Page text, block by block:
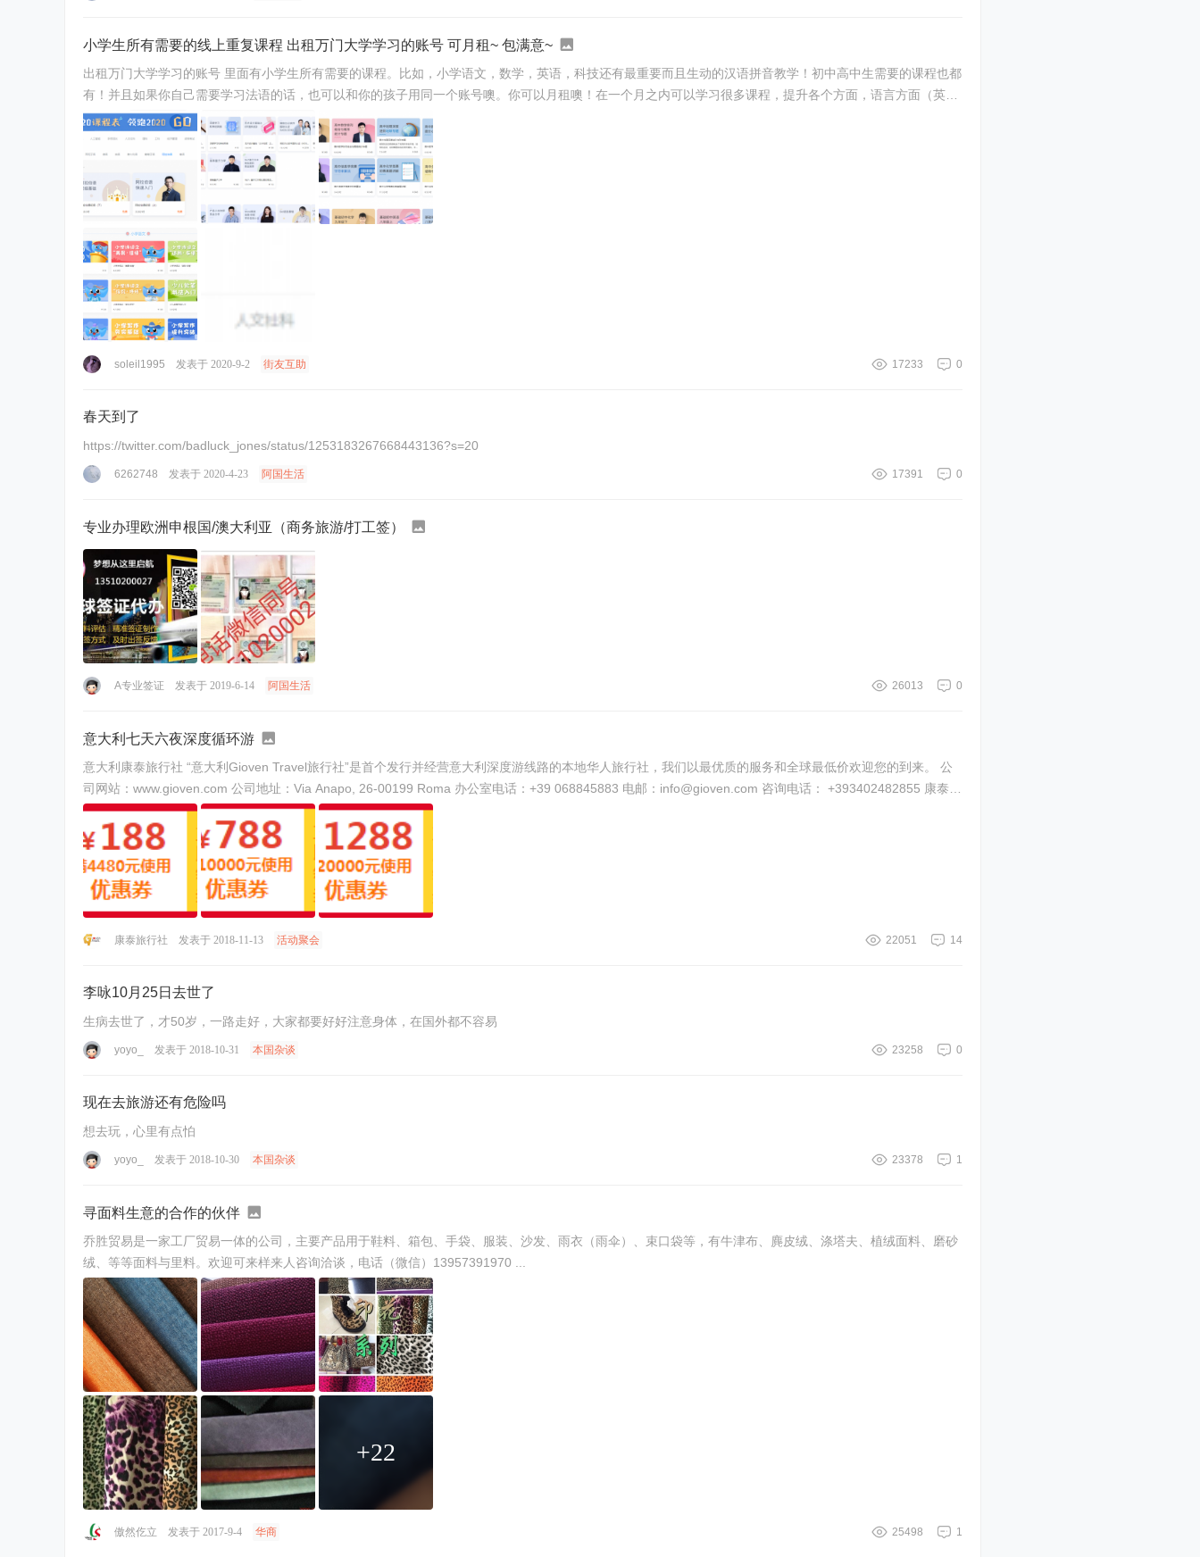
小学生所有需要的线上重复课程 出租万门大学学习的账号 可月租~ 包满意~
出租万门大学学习的账号 里面有小学生所有需要的课程。比如，小学语文，数学，英语，科技还有最重要而且生动的汉语拼音教学！初中高中生需要的课程也都
有！并且如果你自己需要学习法语的话，也可以和你的孩子用同一个账号噢。你可以月租噢！在一个月之内可以学习很多课程，提升各个方面，语言方面（英，
俄，德，日，韩 ...
0
17233
soleil1995 发表于 2020-9-2 街友互助
春天到了
https://twitter.com/badluck_jones/status/1253183267668443136?s=20
0
17391
6262748 发表于 2020-4-23 阿国生活
专业办理欧洲申根国/澳大利亚（商务旅游/打工签）
0
26013
A专业签证 发表于 2019-6-14 阿国生活
意大利七天六夜深度循环游
意大利康泰旅行社 “意大利Gioven Travel旅行社”是首个发行并经营意大利深度游线路的本地华人旅行社，我们以最优质的服务和全球最低价欢迎您的到来。 公
司网站：www.gioven.com 公司地址：Via Anapo, 26-00199 Roma 办公室电话：+39 068845883 电邮： info@gioven.com 咨询电话： +393402482855 康泰客
服 +393892579 ...
14
22051
康泰旅行社 发表于 2018-11-13 活动聚会
李咏10月25日去世了
生病去世了，才50岁，一路走好，大家都要好好注意身体，在国外都不容易
0
23258
yoyo_ 发表于 2018-10-31 本国杂谈
现在去旅游还有危险吗
想去玩，心里有点怕
1
23378
yoyo_ 发表于 2018-10-30 本国杂谈
寻面料生意的合作的伙伴
乔胜贸易是一家工厂贸易一体的公司，主要产品用于鞋料、箱包、手袋、服装、沙发、雨衣（雨伞）、束口袋等，有牛津布、麂皮绒、涤塔夫、植绒面料、磨砂
绒、等等面料与里料。欢迎可来样来人咨询洽谈，电话（微信）13957391970 ...
+22
1
25498
傲然仡立 发表于 2017-9-4 华商